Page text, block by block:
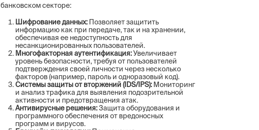
банковском секторе:
Шифрование данных: Позволяет защитить
информацию как при передаче, так и на хранении,
обеспечивая ее недоступность для
несанкционированных пользователей.
Многофакторная аутентификация:Увеличивает
уровень безопасности, требуя от пользователей
подтверждения своей личности через несколько
факторов (например, пароль и одноразовый код).
Системы защиты от вторжений (IDS/IPS): Мониторинг
и анализ трафика для выявления подозрительной
активности и предотвращения атак.
Антивирусные решения:Защита оборудования и
программного обеспечения от вредоносных
программ и вирусов.